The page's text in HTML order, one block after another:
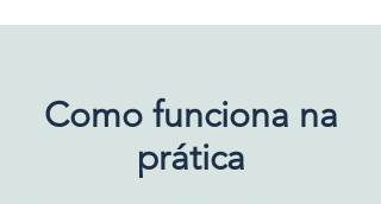
Como funciona na
prática